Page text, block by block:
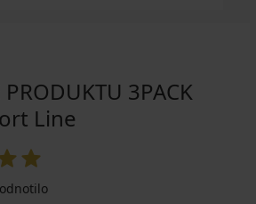
3PACK
Line